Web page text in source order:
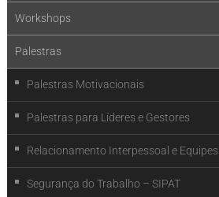
Workshops
Palestras
Palestras Motivacionais
Palestras para Líderes e Gestores
Relacionamento Interpessoal e Equipes
Segurança do Trabalho – SIPAT